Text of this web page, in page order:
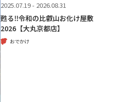
2025.07.19 - 2026.08.31
甦る‼令和の比叡山お化け屋敷
2026【大丸京都店】
おでかけ